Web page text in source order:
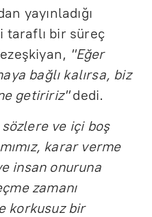
yayınladığı
taraflı bir süreç
"Eğer
bağlı kalırsa, biz
getiririz"dedi.
sözlere ve içi boş
karar verme
insan onuruna
zamanı
korkusuz bir